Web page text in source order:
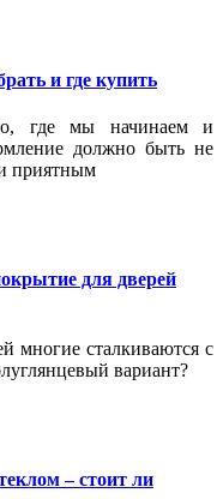
и где купить
где мы начинаем и
должно быть не
приятным
для дверей
многие сталкиваются с
вариант?
– стоит ли